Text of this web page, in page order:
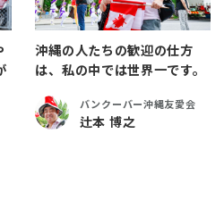
沖縄の人たちの歓迎の仕方
は、私の中では世界一です。
バンクーバー沖縄友愛会
辻本 博之